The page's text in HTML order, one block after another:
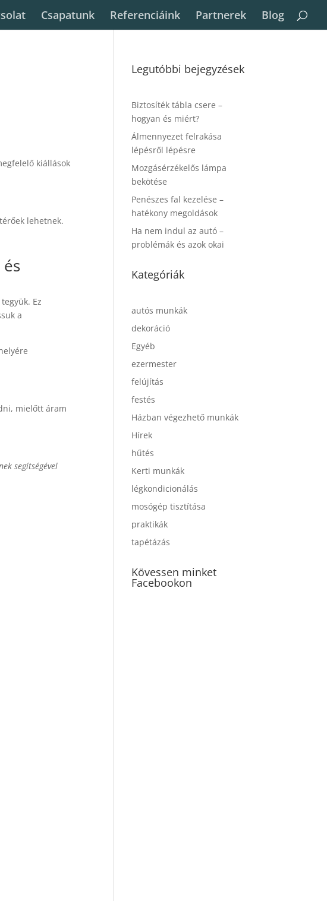
Csapatunk Referenciáink Partnerek Blog
kiállások
lehetnek.
Ez
a
mielőtt áram
segítségével
Legutóbbi bejegyzések
Biztosíték tábla csere –
hogyan és miért?
Álmennyezet felrakása
lépésről lépésre
Mozgásérzékelős lámpa
bekötése
Penészes fal kezelése –
hatékony megoldások
Ha nem indul az autó –
problémák és azok okai
Kategóriák
autós munkák
dekoráció
Egyéb
ezermester
felújítás
festés
Házban végezhető munkák
Hírek
hűtés
Kerti munkák
légkondicionálás
mosógép tisztítása
praktikák
tapétázás
Kövessen minket
Facebookon